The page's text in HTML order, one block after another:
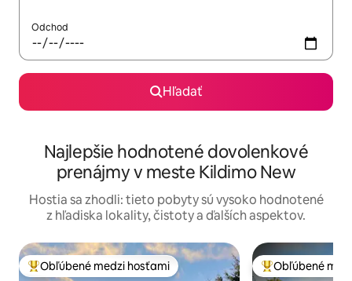
Odchod
Hľadať
Najlepšie hodnotené dovolenkové
prenájmy v meste Kildimo New
Hostia sa zhodli: tieto pobyty sú vysoko hodnotené
z hľadiska lokality, čistoty a ďalších aspektov.
Najobľúbenejšie medzi hosťami
Obľúbené medzi hosťami Najobľúbenejšie
Obľúbené